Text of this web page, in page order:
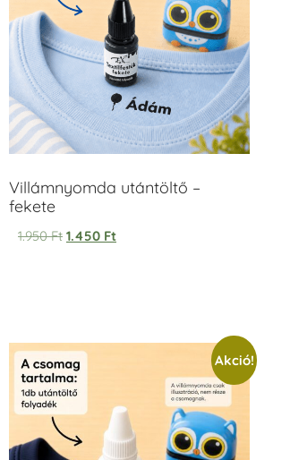
Villámnyomda utántöltő –
fekete
1.950Ft 1.450 Ft
Akció!